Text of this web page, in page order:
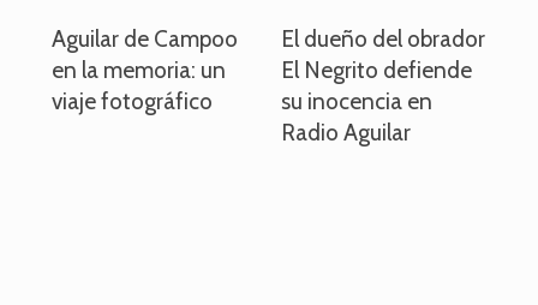
Aguilar de Campoo
en la memoria: un
viaje fotográfico
El dueño del obrador
El Negrito defiende
su inocencia en
Radio Aguilar